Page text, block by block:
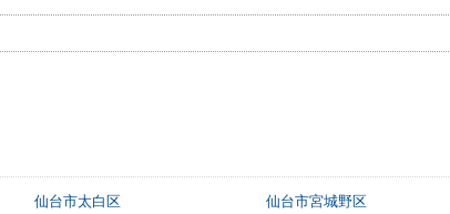
仙台市太白区
仙台市宮城野区